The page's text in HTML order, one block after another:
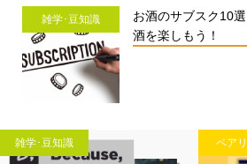
雑学･豆知識
お酒のサブスク10
酒を楽しもう！
雑学･豆知識 ペア